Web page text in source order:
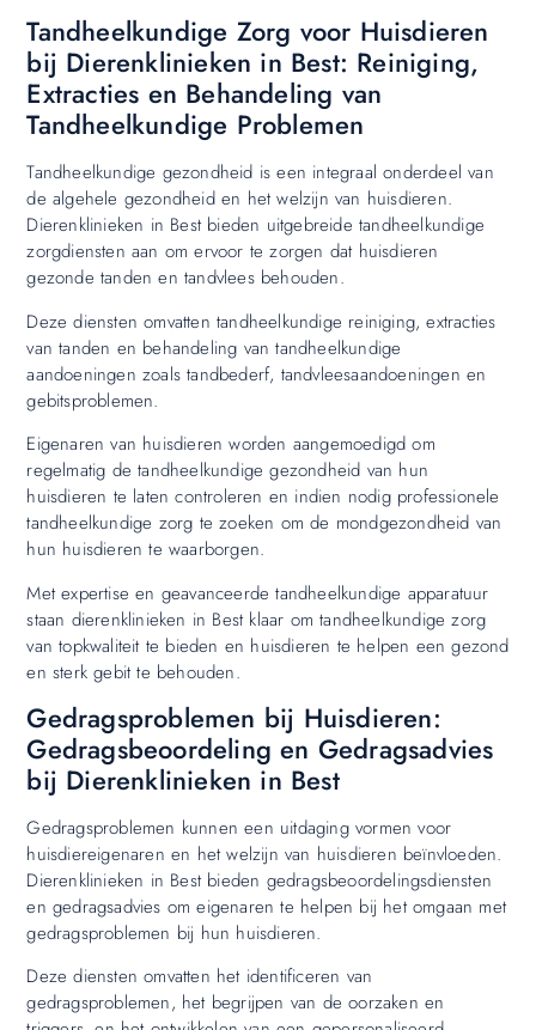
Tandheelkundige Zorg voor Huisdieren
bij Dierenklinieken in Best: Reiniging,
Extracties en Behandeling van
Tandheelkundige Problemen
Tandheelkundige gezondheid is een integraal onderdeel van
de algehele gezondheid en het welzijn van huisdieren.
Dierenklinieken in Best bieden uitgebreide tandheelkundige
zorgdiensten aan om ervoor te zorgen dat huisdieren
gezonde tanden en tandvlees behouden.
Deze diensten omvatten tandheelkundige reiniging, extracties
van tanden en behandeling van tandheelkundige
aandoeningen zoals tandbederf, tandvleesaandoeningen en
gebitsproblemen.
Eigenaren van huisdieren worden aangemoedigd om
regelmatig de tandheelkundige gezondheid van hun
huisdieren te laten controleren en indien nodig professionele
tandheelkundige zorg te zoeken om de mondgezondheid van
hun huisdieren te waarborgen.
Met expertise en geavanceerde tandheelkundige apparatuur
staan dierenklinieken in Best klaar om tandheelkundige zorg
van topkwaliteit te bieden en huisdieren te helpen een gezond
en sterk gebit te behouden.
Gedragsproblemen bij Huisdieren:
Gedragsbeoordeling en Gedragsadvies
bij Dierenklinieken in Best
Gedragsproblemen kunnen een uitdaging vormen voor
huisdiereigenaren en het welzijn van huisdieren beïnvloeden.
Dierenklinieken in Best bieden gedragsbeoordelingsdiensten
en gedragsadvies om eigenaren te helpen bij het omgaan met
gedragsproblemen bij hun huisdieren.
Deze diensten omvatten het identificeren van
gedragsproblemen, het begrijpen van de oorzaken en